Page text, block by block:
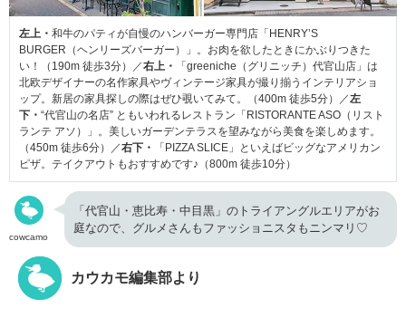
左上・ 和牛のパティが自慢のハンバーガー専門店「HENRY’S
BURGER（ヘンリーズバーガー）」。お肉を欲したときにかぶりつきた
い！（190m 徒歩3分）／右上・
「greeniche（グリニッチ）代官山店」は
北欧デザイナーの名作家具やヴィンテージ家具が撮り揃うインテリアショ
ップ。新居の家具探しの際はぜひ覗いてみて。（400m 徒歩5分）／左
下・ “代官山の名店” ともいわれるレストラン「RISTORANTE ASO（リスト
ランテ アソ）」。美しいガーデンテラスを望みながら美食を楽しめます。
（450m 徒歩6分）／右下・
「PIZZA SLICE」といえばビッグなアメリカン
ピザ。テイクアウトもおすすめです♪（800m 徒歩10分）
cowcamo
「代官山・恵比寿・中目黒」のトライアングルエリアがお
庭なので、グルメさんもファッショニスタもニンマリ♡
カウカモ編集部より